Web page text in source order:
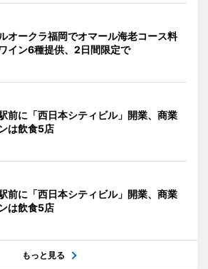
オークラ福岡でオマール海老コース料
イン6種提供、2日間限定で
前に「西日本シティビル」開業、商業
は飲食5店
前に「西日本シティビル」開業、商業
は飲食5店
もっと見る